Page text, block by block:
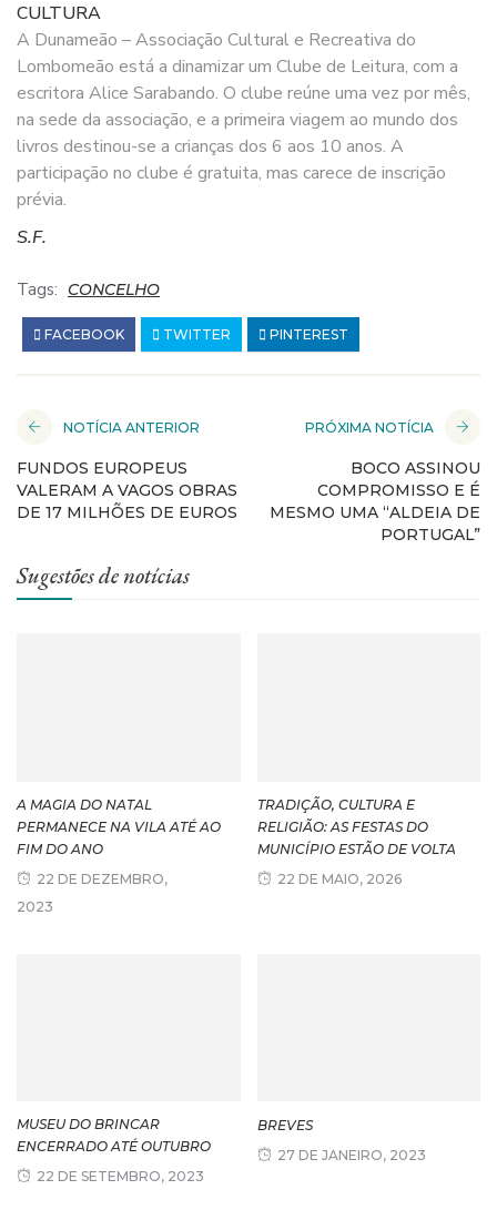
CULTURA
A Dunameão – Associação Cultural e Recreativa do
Lombomeão está a dinamizar um Clube de Leitura, com a
escritora Alice Sarabando. O clube reúne uma vez por mês,
na sede da associação, e a primeira viagem ao mundo dos
livros destinou-se a crianças dos 6 aos 10 anos. A
participação no clube é gratuita, mas carece de inscrição
prévia.
S.F.
Tags: CONCELHO
FACEBOOK TWITTER PINTEREST
NOTÍCIA ANTERIOR
FUNDOS EUROPEUS
VALERAM A VAGOS OBRAS
DE 17 MILHÕES DE EUROS
PRÓXIMA NOTÍCIA
BOCO ASSINOU
COMPROMISSO E É
MESMO UMA “ALDEIA DE
PORTUGAL”
Sugestões de notícias
A MAGIA DO NATAL
PERMANECE NA VILA ATÉ AO
FIM DO ANO
22 DE DEZEMBRO,
2023
TRADIÇÃO, CULTURA E
RELIGIÃO: AS FESTAS DO
MUNICÍPIO ESTÃO DE VOLTA
22 DE MAIO, 2026
MUSEU DO BRINCAR
ENCERRADO ATÉ OUTUBRO
22 DE SETEMBRO, 2023
BREVES
27 DE JANEIRO, 2023